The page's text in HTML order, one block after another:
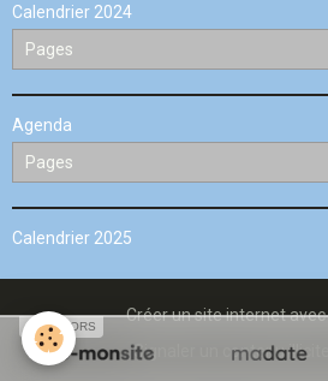
Calendrier 2024
Agenda
Calendrier 2025
Créer un site internet
Signaler un contenu
SPONSORS